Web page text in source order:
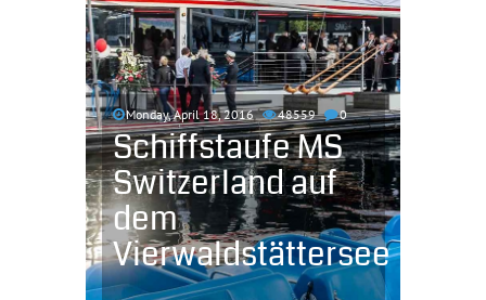
Monday, April 18, 2016 48559 0
Schiffstaufe MS
Switzerland auf
dem
Vierwaldstättersee